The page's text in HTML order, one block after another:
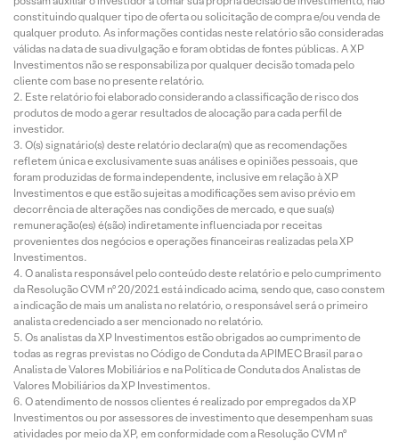
constituindo qualquer tipo de oferta ou solicitação de compra e/ou venda de
qualquer produto. As informações contidas neste relatório são consideradas
válidas na data de sua divulgação e foram obtidas de fontes públicas. A XP
Investimentos não se responsabiliza por qualquer decisão tomada pelo
cliente com base no presente relatório.
Este relatório foi elaborado considerando a classificação de risco dos
produtos de modo a gerar resultados de alocação para cada perfil de
investidor.
O(s) signatário(s) deste relatório declara(m) que as recomendações
refletem única e exclusivamente suas análises e opiniões pessoais, que
foram produzidas de forma independente, inclusive em relação à XP
Investimentos e que estão sujeitas a modificações sem aviso prévio em
decorrência de alterações nas condições de mercado, e que sua(s)
remuneração(es) é(são) indiretamente influenciada por receitas
provenientes dos negócios e operações financeiras realizadas pela XP
Investimentos.
O analista responsável pelo conteúdo deste relatório e pelo cumprimento
da Resolução CVM nº 20/2021 está indicado acima, sendo que, caso constem
a indicação de mais um analista no relatório, o responsável será o primeiro
analista credenciado a ser mencionado no relatório.
Os analistas da XP Investimentos estão obrigados ao cumprimento de
todas as regras previstas no Código de Conduta da APIMEC Brasil para o
Analista de Valores Mobiliários e na Política de Conduta dos Analistas de
Valores Mobiliários da XP Investimentos.
O atendimento de nossos clientes é realizado por empregados da XP
Investimentos ou por assessores de investimento que desempenham suas
atividades por meio da XP, em conformidade com a Resolução CVM nº